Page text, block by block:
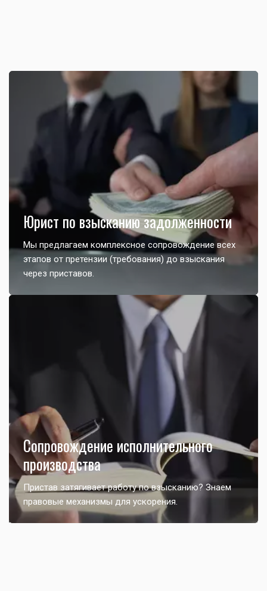
Юрист по взысканию задолженности
Мы предлагаем комплексное сопровождение всех
этапов от претензии (требования) до взыскания
через приставов.
Сопровождение исполнительного
производства
Пристав затягивает работу по взысканию? Знаем
правовые механизмы для ускорения.